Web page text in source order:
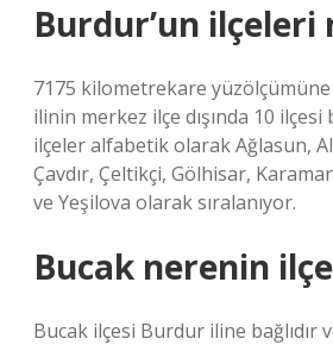
Burdur’un ilçeleri
7175 kilometrekare
ilinin merkez ilçe dışında 10
ilçeler alfabetik olarak Ağlasun,
Çavdır, Çeltikçi, Gölhisar,
ve Yeşilova olarak sıralanıyor.
Bucak nerenin
Bucak ilçesi Burdur iline bağlıdır